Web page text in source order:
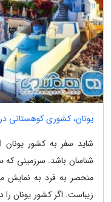
یونان، کشوری کوهستانی
شاید سفر به کشور یونان
شناسان باشد. سرزمینی
منحصر به فرد به نمایش
زیباست. اگر کشور یونان